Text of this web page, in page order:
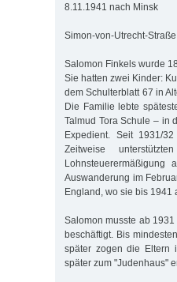
8.11.1941 nach Minsk
Simon-von-Utrecht-
Salomon Finkels wurde
Sie hatten zwei Kinder:
dem Schulterblatt 67 in
Die Familie lebte
Talmud Tora Schule – in
Expedient. Seit 1931/
Zeitweise
Auswanderung im
England, wo sie bis 1941
Salomon musste ab
beschäftigt. Bis
später zogen die Eltern
später zum "Judenhaus"